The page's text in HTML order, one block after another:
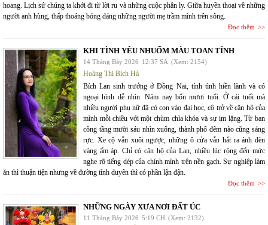
hoang. Lịch sử chúng ta khởi đi từ lời ru và những cuộc phân ly. Giữa huyền thoại về những
người anh hùng, thấp thoáng bóng dáng những người mẹ trầm mình trên sông.
Đọc thêm
KHI TÌNH YÊU NHUỐM MÀU TOAN TÍNH
14 Tháng Bảy 2026 12:37 SA (Xem: 2154)
Hoàng Thị Bích Hà
Bích Lan sinh trưởng ở Đồng Nai, tính tình hiền lành và có
ngoại hình dễ nhìn. Năm nay bốn mươi tuổi. Ở cái tuổi mà
nhiều người phụ nữ đã có con vào đại học, cô trở về căn hộ của
mình mỗi chiều với một chùm chìa khóa và sự im lặng. Từ ban
công tầng mười sáu nhìn xuống, thành phố đêm nào cũng sáng
rực. Xe cộ vẫn xuôi ngược, những ô cửa vẫn hắt ra ánh đèn
vàng ấm áp. Chỉ có căn hộ của Lan, nhiều lúc rộng đến mức
nghe rõ tiếng dép của chính mình trên nền gạch. Sự nghiệp làm
ăn thì thuận tiện nhưng về đường tình duyên thì có phần lận đận.
Đọc thêm
NHỮNG NGÀY XƯA NƠI ĐẤT ÚC
11 Tháng Bảy 2026 5:19 CH (Xem: 2132)